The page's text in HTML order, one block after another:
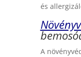
és
A